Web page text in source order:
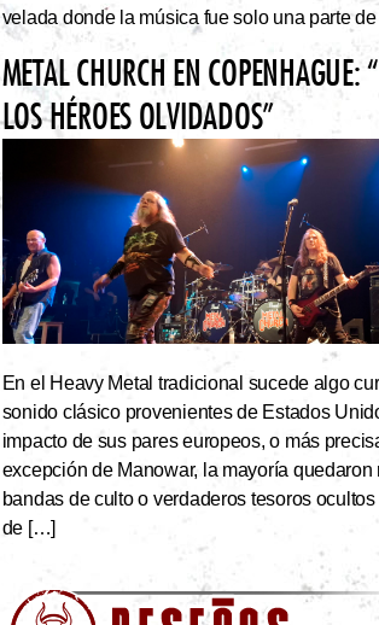
velada donde la música fue solo una parte
METAL CHURCH EN COPENHAGUE:
LOS HÉROES OLVIDADOS”
En el Heavy Metal tradicional sucede algo
sonido clásico provenientes de Estados
impacto de sus pares europeos, o más
excepción de Manowar, la mayoría
bandas de culto o verdaderos tesoros
de […]